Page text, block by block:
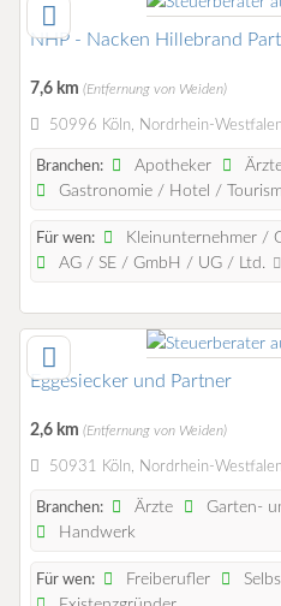
NHP - Nacken Hillebrand
7,6 km (Entfernung von Weiden)
50996 Köln, Nordrhein-
Branchen: Apotheker
Gastronomie / Hotel /
Für wen:
Kleinunternehmer /
AG / SE / GmbH / UG / Ltd.
Eggesiecker und Partner
2,6 km (Entfernung von Weiden)
50931 Köln, Nordrhein-
Branchen: Ärzte
Garten-
Handwerk
Für wen: Freiberufler